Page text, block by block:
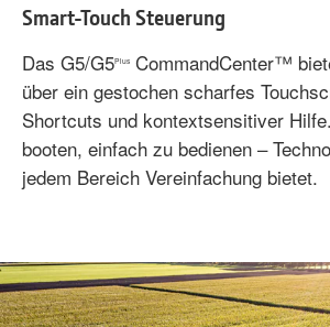
Smart-Touch Steuerung
Das G5/G5Plus CommandCenter™
über ein gestochen scharfes
Shortcuts und kontextsensitiver
booten, einfach zu bedienen –
jedem Bereich Vereinfachung bietet.